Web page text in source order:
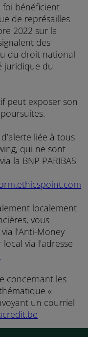
foi bénéficient
de représailles
2022 sur la
des
du droit national
juridique du
peut exposer son
liée à tous
qui ne sont
la BNP PARIBAS
localement
vous
l’Anti-Money
via l’adresse
concernant les
«
un courriel